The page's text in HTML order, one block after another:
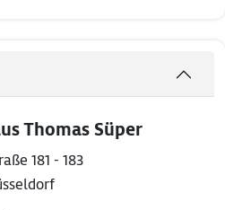
Thomas Süper
181 - 183